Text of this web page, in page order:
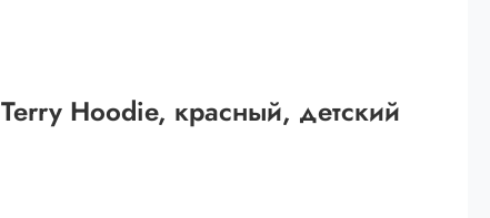
Hoodie, красный, детский